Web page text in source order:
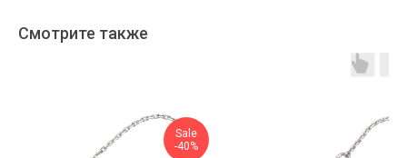
Смотрите также
Sale
-40%